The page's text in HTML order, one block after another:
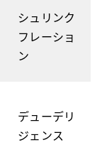
シュリンク
フレーショ
ン
デューデリ
ジェンス